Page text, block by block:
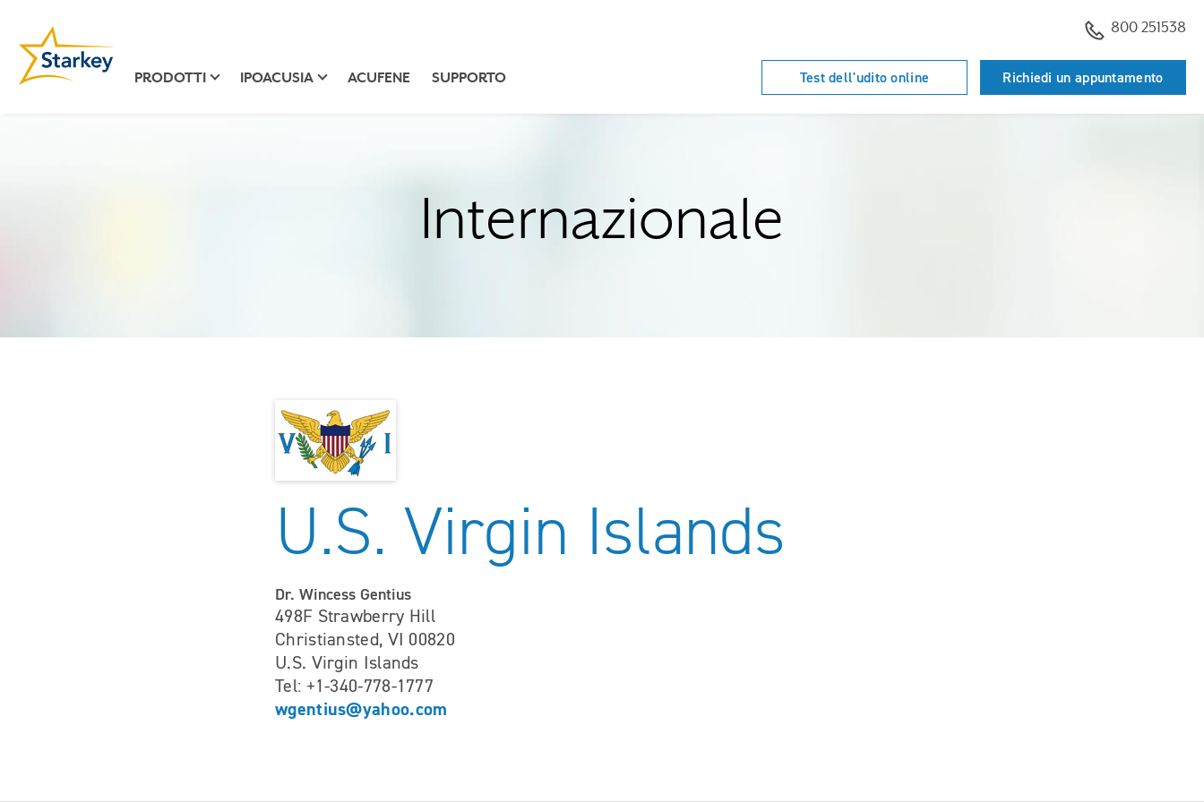
800 251538
PRODOTTI IPOACUSIA ACUFENE SUPPORTO Test dell'udito online Richiedi un appuntamento
Internazionale
U.S. Virgin Islands
Dr. Wincess Gentius
498F Strawberry Hill
Christiansted, VI 00820
U.S. Virgin Islands
Tel: +1-340-778-1777
wgentius@yahoo.com